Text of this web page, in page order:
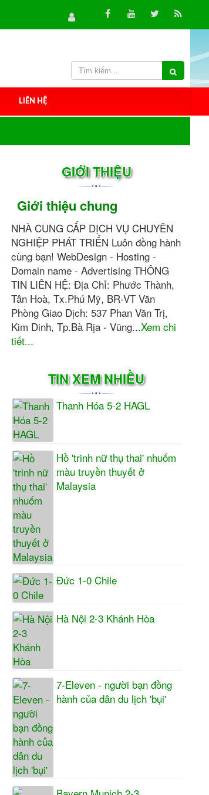
LIÊN HỆ
GIỚI THIỆU
Giới thiệu chung
NHÀ CUNG CẤP DỊCH VỤ CHUYÊN
NGHIỆP PHÁT TRIỂN Luôn đồng hành
cùng bạn! WebDesign - Hosting -
Domain name - Advertising THÔNG
TIN LIÊN HỆ: Địa Chỉ: Phước Thành,
Tân Hoà, Tx.Phú Mỹ, BR-VT Văn
Phòng Giao Dịch: 537 Phan Văn Trị,
Kim Dinh, Tp.Bà Rịa - Vũng...Xem chi
tiết...
TIN XEM NHIỀU
Thanh Hóa 5-2 HAGL
Hồ 'trinh nữ thụ thai' nhuốm
màu truyền thuyết ở
Malaysia
Đức 1-0 Chile
Hà Nội 2-3 Khánh Hòa
7-Eleven - người bạn đồng
hành của dân du lịch 'bụi'